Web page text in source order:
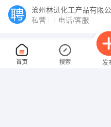
沧州林进化工产品有限公
私营
电话/客服
司机
首页 搜索 发